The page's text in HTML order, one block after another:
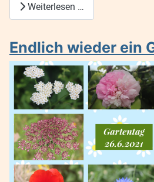
Weiterlesen …
Endlich wieder ein